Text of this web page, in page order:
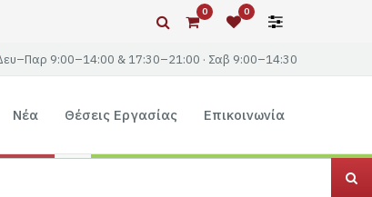
0 0
9:00–14:00 & 17:30–21:00 · Σαβ 9:00–14:30
Νέα Θέσεις Εργασίας Επικοινωνία